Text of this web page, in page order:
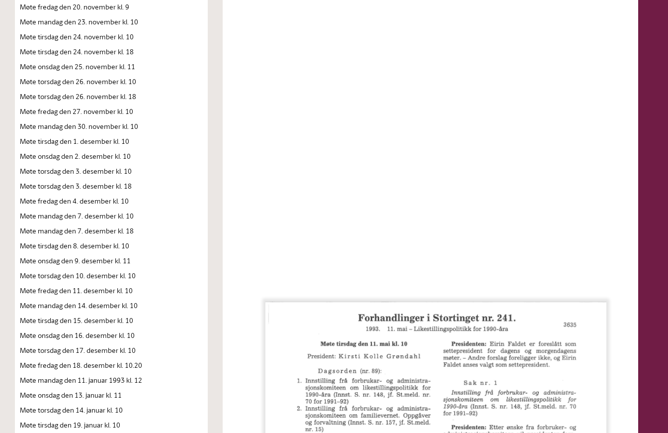
Møte fredag den 20. november kl. 9
Møte mandag den 23. november kl. 10
Møte tirsdag den 24. november kl. 10
Møte tirsdag den 24. november kl. 18
Møte onsdag den 25. november kl. 11
Møte torsdag den 26. november kl. 10
Møte torsdag den 26. november kl. 18
Møte fredag den 27. november kl. 10
Møte mandag den 30. november kl. 10
Møte tirsdag den 1. desember kl. 10
Møte onsdag den 2. desember kl. 10
Møte torsdag den 3. desember kl. 10
Møte torsdag den 3. desember kl. 18
Møte fredag den 4. desember kl. 10
Møte mandag den 7. desember kl. 10
Møte mandag den 7. desember kl. 18
Møte tirsdag den 8. desember kl. 10
Møte onsdag den 9. desember kl. 11
Møte torsdag den 10. desember kl. 10
Møte fredag den 11. desember kl. 10
Møte mandag den 14. desember kl. 10
Møte tirsdag den 15. desember kl. 10
Møte onsdag den 16. desember kl. 10
Møte torsdag den 17. desember kl. 10
Møte fredag den 18. desember kl. 10.20
Møte mandag den 11. januar 1993 kl. 12
Møte onsdag den 13. januar kl. 11
Møte torsdag den 14. januar kl. 10
Møte tirsdag den 19. januar kl. 10